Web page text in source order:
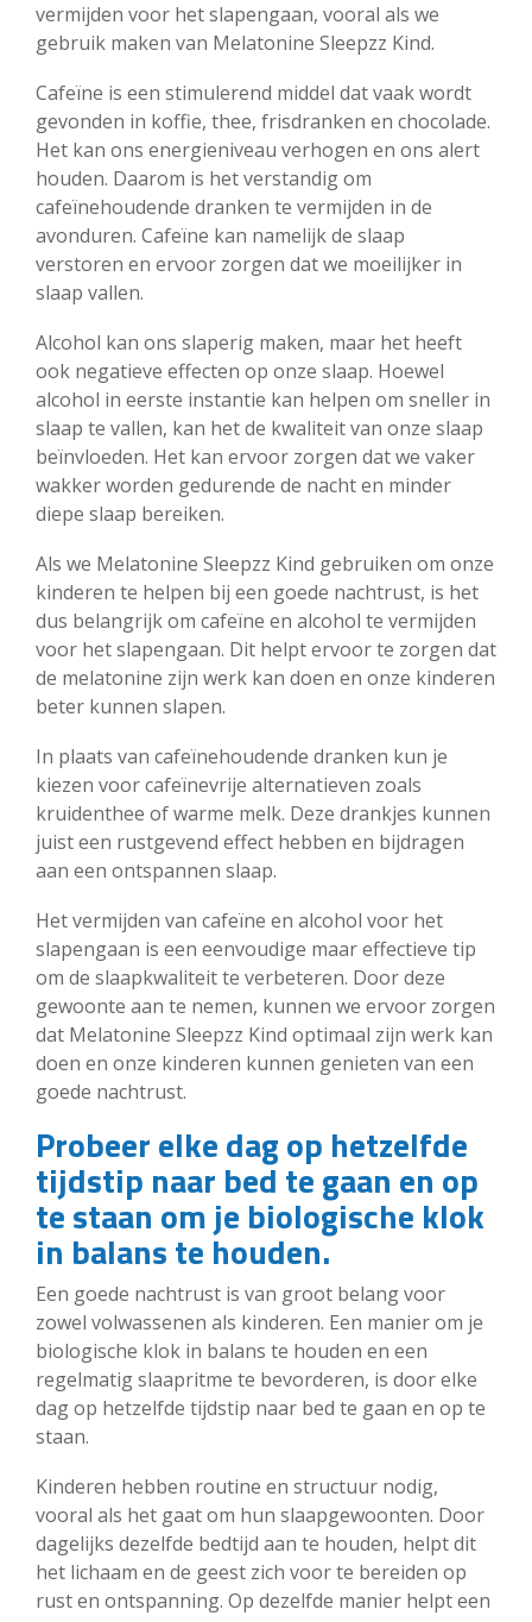
vermijden voor het slapengaan, vooral als we
gebruik maken van Melatonine Sleepzz Kind.
Cafeïne is een stimulerend middel dat vaak wordt
gevonden in koffie, thee, frisdranken en chocolade.
Het kan ons energieniveau verhogen en ons alert
houden. Daarom is het verstandig om
cafeïnehoudende dranken te vermijden in de
avonduren. Cafeïne kan namelijk de slaap
verstoren en ervoor zorgen dat we moeilijker in
slaap vallen.
Alcohol kan ons slaperig maken, maar het heeft
ook negatieve effecten op onze slaap. Hoewel
alcohol in eerste instantie kan helpen om sneller in
slaap te vallen, kan het de kwaliteit van onze slaap
beïnvloeden. Het kan ervoor zorgen dat we vaker
wakker worden gedurende de nacht en minder
diepe slaap bereiken.
Als we Melatonine Sleepzz Kind gebruiken om onze
kinderen te helpen bij een goede nachtrust, is het
dus belangrijk om cafeïne en alcohol te vermijden
voor het slapengaan. Dit helpt ervoor te zorgen dat
de melatonine zijn werk kan doen en onze kinderen
beter kunnen slapen.
In plaats van cafeïnehoudende dranken kun je
kiezen voor cafeïnevrije alternatieven zoals
kruidenthee of warme melk. Deze drankjes kunnen
juist een rustgevend effect hebben en bijdragen
aan een ontspannen slaap.
Het vermijden van cafeïne en alcohol voor het
slapengaan is een eenvoudige maar effectieve tip
om de slaapkwaliteit te verbeteren. Door deze
gewoonte aan te nemen, kunnen we ervoor zorgen
dat Melatonine Sleepzz Kind optimaal zijn werk kan
doen en onze kinderen kunnen genieten van een
goede nachtrust.
Probeer elke dag op hetzelfde
tijdstip naar bed te gaan en op
te staan ​​om je biologische klok
in balans te houden.
Een goede nachtrust is van groot belang voor
zowel volwassenen als kinderen. Een manier om je
biologische klok in balans te houden en een
regelmatig slaapritme te bevorderen, is door elke
dag op hetzelfde tijdstip naar bed te gaan en op te
staan.
Kinderen hebben routine en structuur nodig,
vooral als het gaat om hun slaapgewoonten. Door
dagelijks dezelfde bedtijd aan te houden, helpt dit
het lichaam en de geest zich voor te bereiden op
rust en ontspanning. Op dezelfde manier helpt een